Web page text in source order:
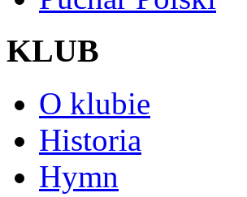
KLUB
O klubie
Historia
Hymn